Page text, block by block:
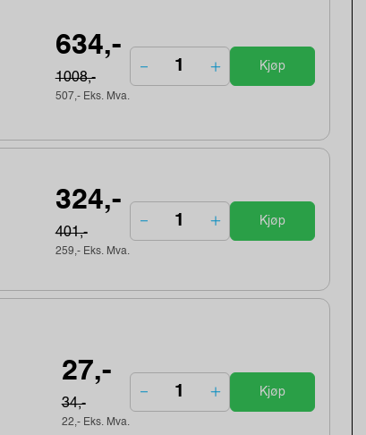
634,-
1008,-
507,- Eks. Mva.
Kjøp
324,-
401,-
259,- Eks. Mva.
Kjøp
27,-
34,-
22,- Eks. Mva.
Kjøp